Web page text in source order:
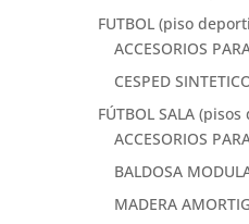
FUTBOL (piso
ACCESORIOS
CESPED
FÚTBOL SALA
ACCESORIOS
BALDOSA
MADERA